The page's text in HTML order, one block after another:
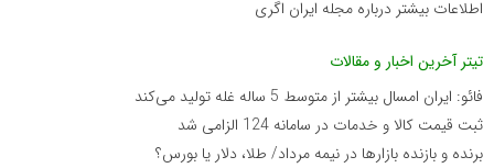
اطلاعات بیشتر درباره مجله ایران اگری
تیتر آخرین اخبار و مقالات
فائو: ایران امسال بیشتر از متوسط 5 ساله غله تولید می‌کند
ثبت قیمت کالا و خدمات در سامانه 124 الزامی شد
برنده‌ و بازنده بازارها در نیمه مرداد/ طلا، دلار یا بورس؟